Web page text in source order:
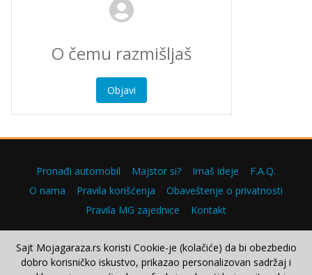
Objavi
Pronađi automobil Majstor si? Imaš ideje
F.A.Q.
O nama
Pravila korišćenja
Obaveštenje o privatnosti
Pravila MG zajednice
Kontakt
Copyright © 2000–2026.
Sajt Mojagaraza.rs koristi Cookie-je (kolačiće) da bi obezbedio
dobro korisničko iskustvo, prikazao personalizovan sadržaj i